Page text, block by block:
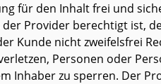
für den Inhalt frei und
Provider berechtigt ist,
Kunde nicht zweifelsfrei
Personen oder
Inhaber zu sperren. Der